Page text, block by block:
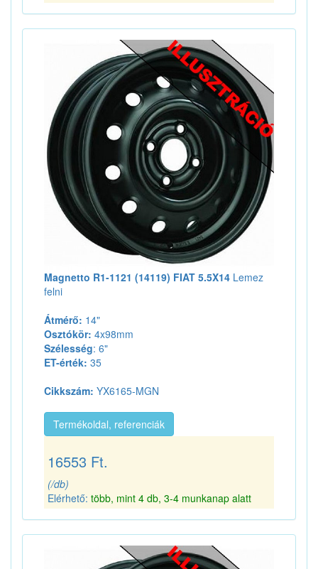
Magnetto R1-1121 (14119) FIAT 5.5X14 Lemez
felni
Átmérő: 14"
Osztókör: 4x98mm
Szélesség: 6"
ET-érték: 35
Cikkszám: YX6165-MGN
Termékoldal, referenciák
16553 Ft.
(/db)
Elérhető: több, mint 4 db, 3-4 munkanap alatt